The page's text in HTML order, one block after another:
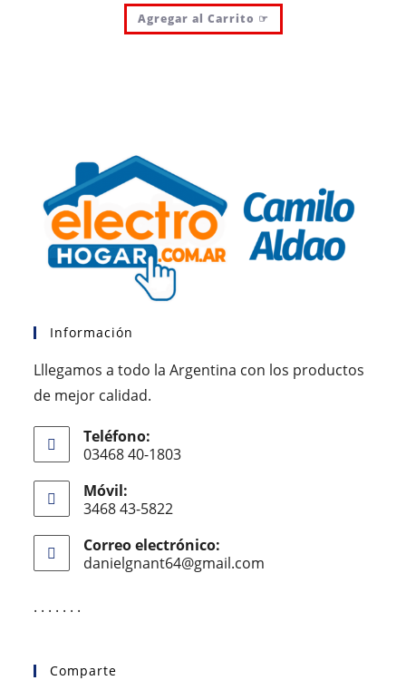
Agregar al Carrito ☞
Información
Lllegamos a todo la Argentina con los productos
de mejor calidad.
Teléfono:
03468 40-1803
Móvil:
3468 43-5822
Correo electrónico:
danielgnant64@gmail.com
. . . . . . .
Comparte